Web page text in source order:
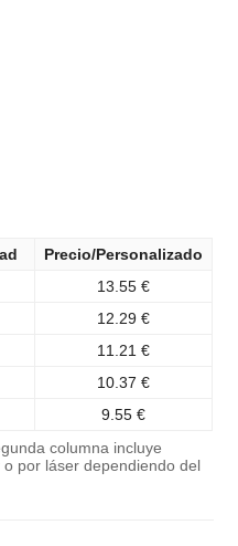
Precio/Personalizado
13.55 €
12.29 €
11.21 €
10.37 €
9.55 €
columna incluye
por láser dependiendo del